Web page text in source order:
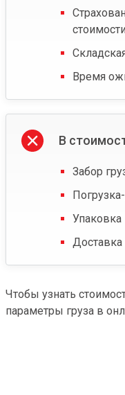
стоимости
Время
В
Забор
Упаковка
Доставка
Чтобы узнать
параметры груза в